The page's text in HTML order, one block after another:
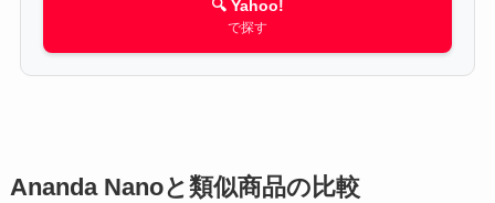
🔍 Yahoo!
で探す
Ananda Nanoと類似商品の比較